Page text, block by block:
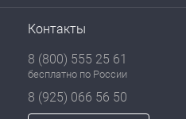
Контакты
8 (800) 555 25 61
бесплатно по России
8 (925) 066 56 50